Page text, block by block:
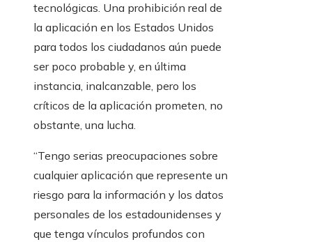
tecnológicas. Una prohibición real de
la aplicación en los Estados Unidos
para todos los ciudadanos aún puede
ser poco probable y, en última
instancia, inalcanzable, pero los
críticos de la aplicación prometen, no
obstante, una lucha.
“Tengo serias preocupaciones sobre
cualquier aplicación que represente un
riesgo para la información y los datos
personales de los estadounidenses y
que tenga vínculos profundos con